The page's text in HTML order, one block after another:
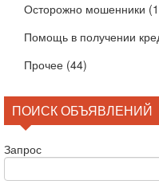
Осторожно мошенники
Помощь в получении
Прочее (44)
ПОИСК ОБЪЯВЛЕНИЙ
Запрос